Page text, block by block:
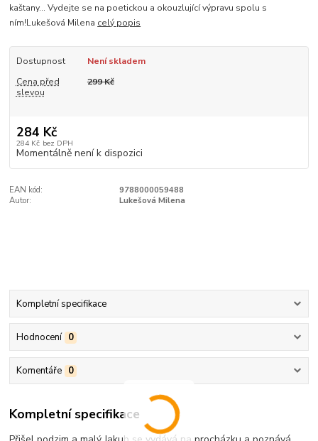
kaštany… Vydejte se na poetickou a okouzlující výpravu spolu s
ním!Lukešová Milena celý popis
Dostupnost
Není skladem
Cena před
slevou
299 Kč
284 Kč
284 Kč bez DPH
Momentálně není k dispozici
EAN kód:
9788000059488
Autor:
Lukešová Milena
Kompletní specifikace
Hodnocení 0
Komentáře 0
Kompletní specifikace